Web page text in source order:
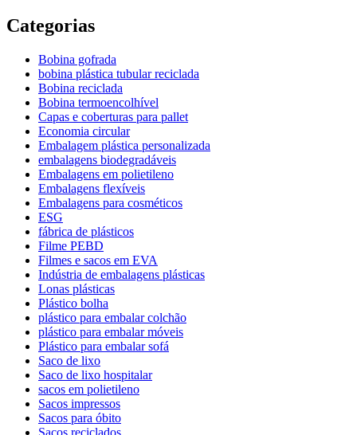
Categorias
Bobina gofrada
bobina plástica tubular reciclada
Bobina reciclada
Bobina termoencolhível
Capas e coberturas para pallet
Economia circular
Embalagem plástica personalizada
embalagens biodegradáveis
Embalagens em polietileno
Embalagens flexíveis
Embalagens para cosméticos
ESG
fábrica de plásticos
Filme PEBD
Filmes e sacos em EVA
Indústria de embalagens plásticas
Lonas plásticas
Plástico bolha
plástico para embalar colchão
plástico para embalar móveis
Plástico para embalar sofá
Saco de lixo
Saco de lixo hospitalar
sacos em polietileno
Sacos impressos
Sacos para óbito